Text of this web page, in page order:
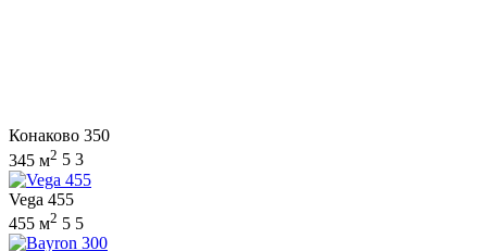
Конаково 350
345 м2 5 3
Vega 455
455 м2 5 5